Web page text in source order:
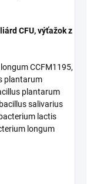
CFU, výťažok z
CCFM1195,
plantarum
plantarum
salivarius
lactis
longum